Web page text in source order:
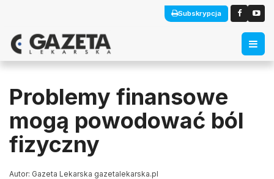
Subskrypcja
Problemy finansowe
mogą powodować ból
fizyczny
Autor: Gazeta Lekarska gazetalekarska.pl